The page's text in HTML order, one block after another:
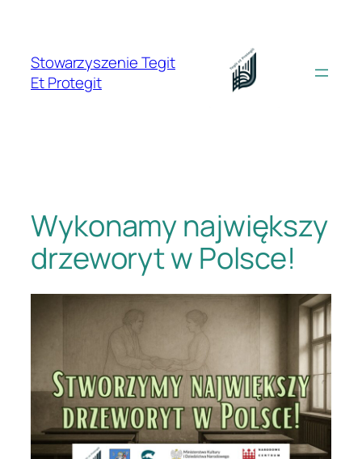
treściStowarzyszenie Tegit
Et Protegit
Wykonamy największy
drzeworyt w Polsce!